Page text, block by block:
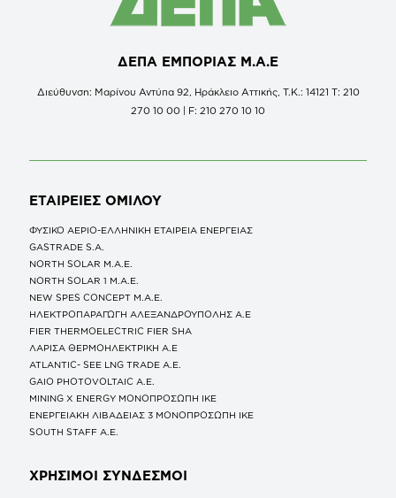
ΔΕΠΑ ΕΜΠΟΡΙΑΣ Μ.Α.Ε
Διεύθυνση: Μαρίνου Αντύπα 92, Ηράκλειο Αττικής, Τ.Κ.: 14121 Τ: 210
270 10 00 | F: 210 270 10 10
ΕΤΑΙΡΕΙΕΣ ΟΜΙΛΟΥ
ΦΥΣΙΚΟ ΑΕΡΙΟ-ΕΛΛΗΝΙΚΗ ΕΤΑΙΡΕΙΑ ΕΝΕΡΓΕΙΑΣ
GASTRADE S.A.
NORTH SOLAR M.Α.Ε.
NORTH SOLAR 1 M.Α.Ε.
NEW SPES CONCEPT Μ.Α.Ε.
ΗΛΕΚΤΡΟΠΑΡΑΓΩΓΗ ΑΛΕΞΑΝΔΡΟΥΠΟΛΗΣ A.E
FIER THERMOELECTRIC FIER SHA
ΛΑΡΙΣΑ ΘΕΡΜΟΗΛΕΚΤΡΙΚΗ A.E
ATLANTIC- SEE LNG TRADE A.E.
GAIO PHOTOVOLTAIC Α.Ε.
MINING X ENERGY ΜΟΝΟΠΡΟΣΩΠΗ ΙΚΕ
ΕΝΕΡΓΕΙΑΚΗ ΛΙΒΑΔΕΙΑΣ 3 ΜΟΝΟΠΡΟΣΩΠΗ ΙΚΕ
SOUTH STAFF Α.Ε.
ΧΡΗΣΙΜΟΙ ΣΥΝΔΕΣΜΟΙ